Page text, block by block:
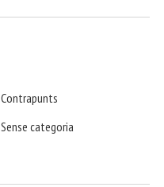
Contrapunts
Sense categoria